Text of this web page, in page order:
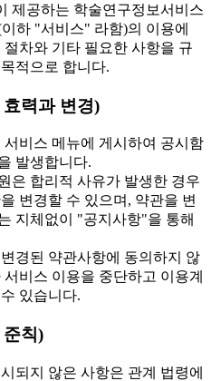
제공하는 학술연구정보서비스
하 "서비스" 라함)의 이용에
절차와 기타 필요한 사항을 규
적으로 합니다.
력과 변경)
비스 메뉴에 게시하여 공시함
발생합니다.
은 합리적 사유가 발생한 경우
변경할 수 있으며, 약관을 변
지체없이 "공지사항"을 통해
경된 약관사항에 동의하지 않
서비스 이용을 중단하고 이용계
있습니다.
칙)
되지 않은 사항은 관계 법령에